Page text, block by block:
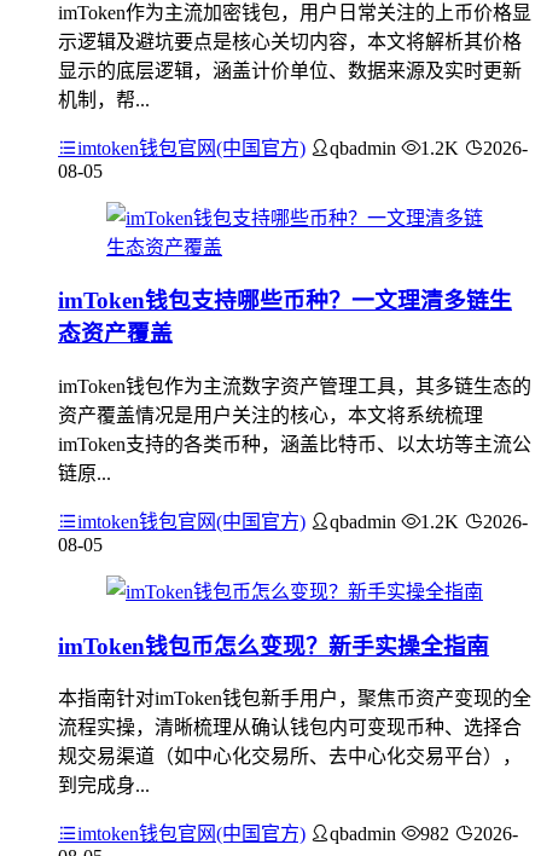
imToken作为主流加密钱包，用户日常关注的上币价格显
示逻辑及避坑要点是核心关切内容，本文将解析其价格
显示的底层逻辑，涵盖计价单位、数据来源及实时更新
机制，帮...
imtoken钱包官网(中国官方) qbadmin 1.2K
2026-
08-05
imToken钱包支持哪些币种？一文理清多链生
态资产覆盖
imToken钱包作为主流数字资产管理工具，其多链生态的
资产覆盖情况是用户关注的核心，本文将系统梳理
imToken支持的各类币种，涵盖比特币、以太坊等主流公
链原...
imtoken钱包官网(中国官方) qbadmin 1.2K
2026-
08-05
imToken钱包币怎么变现？新手实操全指南
本指南针对imToken钱包新手用户，聚焦币资产变现的全
流程实操，清晰梳理从确认钱包内可变现币种、选择合
规交易渠道（如中心化交易所、去中心化交易平台），
到完成身...
imtoken钱包官网(中国官方) qbadmin 982
2026-